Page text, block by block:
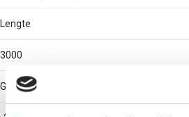
Lengte
3000
Gebruikstemperatuur